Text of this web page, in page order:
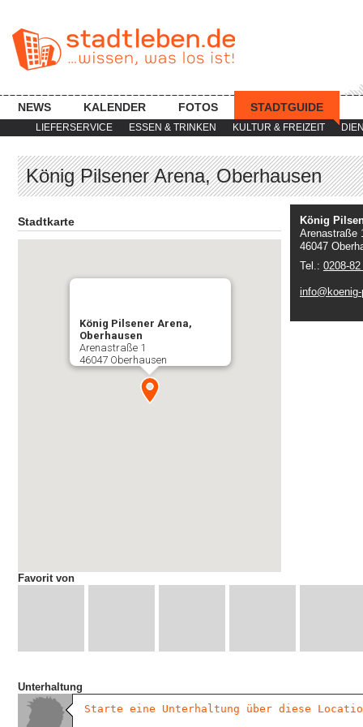
LIEFERSERVICE ESSEN & TRINKEN KULTUR & FREIZEIT
NEWS KALENDER FOTOS STADTGUIDE
König Pilsener Arena, Oberhausen
Stadtkarte
König Pilsener Arena,
Oberhausen
Arenastraße 1
46047 Oberhausen
König
Arenastraße
46047
Tel.: 0208-
Favorit von
Unterhaltung